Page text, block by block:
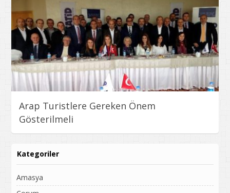
Arap Turistlere Gereken Önem
Gösterilmeli
Kategoriler
Amasya